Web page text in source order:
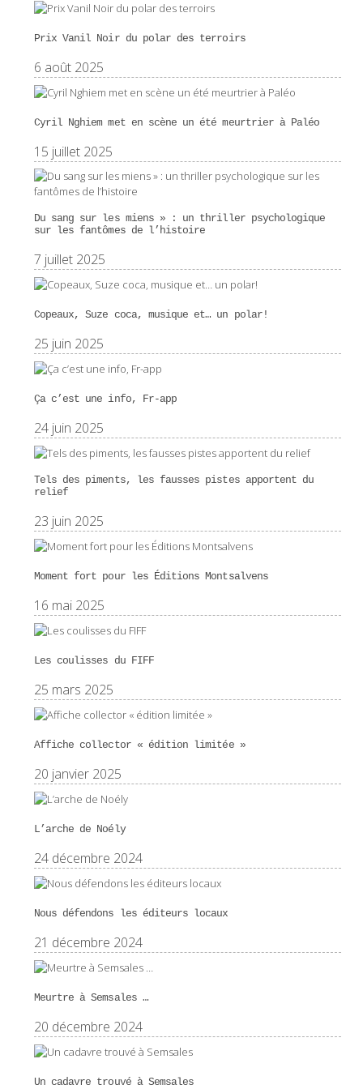
Prix Vanil Noir du polar des terroirs
6 août 2025
Cyril Nghiem met en scène un été meurtrier à Paléo
15 juillet 2025
Du sang sur les miens » : un thriller psychologique
sur les fantômes de l’histoire
7 juillet 2025
Copeaux, Suze coca, musique et… un polar!
25 juin 2025
Ça c’est une info, Fr-app
24 juin 2025
Tels des piments, les fausses pistes apportent du
relief
23 juin 2025
Moment fort pour les Éditions Montsalvens
16 mai 2025
Les coulisses du FIFF
25 mars 2025
Affiche collector « édition limitée »
20 janvier 2025
L’arche de Noély
24 décembre 2024
Nous défendons les éditeurs locaux
21 décembre 2024
Meurtre à Semsales …
20 décembre 2024
Un cadavre trouvé à Semsales